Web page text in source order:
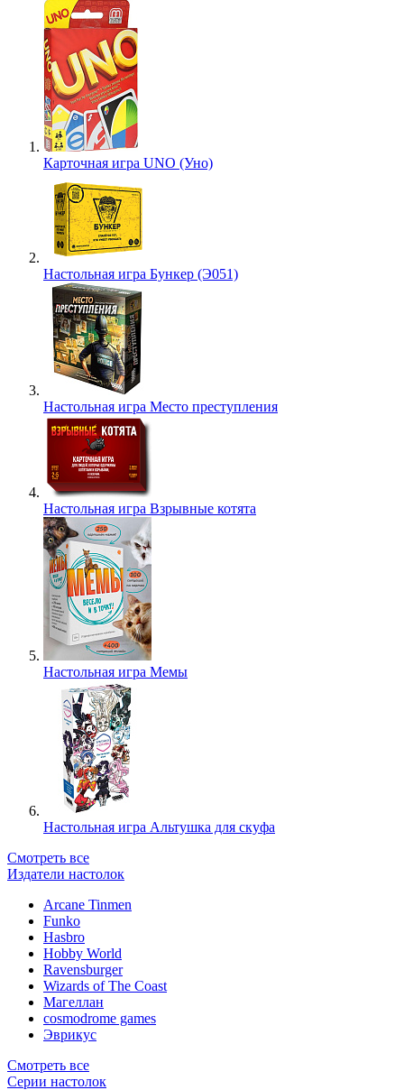
Карточная игра UNO (Уно)
Настольная игра Бункер (Э051)
Настольная игра Место преступления
Настольная игра Взрывные котята
Настольная игра Мемы
Настольная игра Альтушка для скуфа
Смотреть все
Издатели настолок
Arcane Tinmen
Funko
Hasbro
Hobby World
Ravensburger
Wizards of The Coast
Магеллан
сosmodrome games
Эврикус
Смотреть все
Серии настолок